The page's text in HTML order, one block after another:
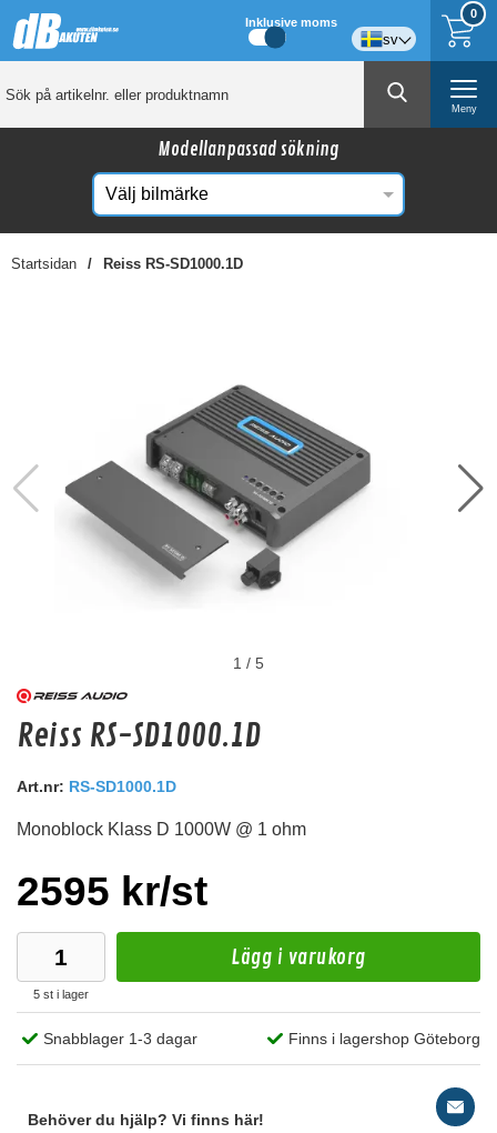
0
Inklusive moms
sv
Meny
Modellanpassad sökning
Startsidan Reiss RS-SD1000.1D
BRONZE (4 mm) (1 ark)
Finns i lagershop Göteborg
1 / 5
Reiss RS-SD1000.1D
Art.nr: RS-SD1000.1D
Monoblock Klass D 1000W @ 1 ohm
2595 kr/st
5 st i lager
Lägg i varukorg
Snabblager 1-3 dagar Finns i lagershop Göteborg
Behöver du hjälp? Vi finns här!